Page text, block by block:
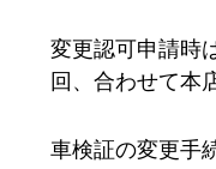
変更認可申請時
回、合わせて本
車検証の変更手